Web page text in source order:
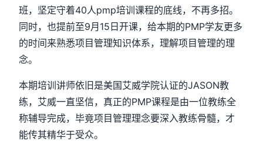
班，坚定守着40人pmp培训课程的底线，不再多招。
同时，也提前至9月15日开课，给本期的PMP学友更多
的时间来熟悉项目管理知识体系，理解项目管理的理
念。
本期培训讲师依旧是美国艾威学院认证的JASON教
练，艾威一直坚信，真正的PMP课程是由一位教练全
称辅导完成，毕竟项目管理理念要深入教练骨髓，才
能传其精华于受众。